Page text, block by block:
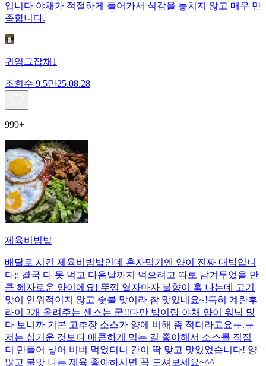
입니다 야채가 적절하게 들어가서 식감을 놓치지 않고 매우 만
족합니다.
귀염그잡채1
조회수 9.5만25.08.28
999+
제육비빔밥
배달로 시킨 제육비빔밥인데 혼자먹기엔 양이 진짜 대박입니
다;; 결국 다 못 먹고 다음날까지 먹으려고 따로 남겨두었을 만
큼 혜자로운 양이에요! 뚜껑 열자마자 불향이 훅 나는데 고기
맛이 인위적이지 않고 숯불 맛이라 참 맛있네요~!특히 계란후
라이 2개 올려주는 센스는 굳!! ​다만 밥이랑 야채 양이 워낙 많
다 보니까 기본 고추장 소스가 양에 비해 좀 적더라고요ㅠ.ㅠ
저는 싱거운 것보다 매콤하게 먹는 걸 좋아해서 소스를 직접
더 만들어 넣어 비벼 먹었더니 간이 딱 맞고 맛있었습니다! 양
많고 불맛 나는 제육 좋아하시면 꼭 드셔보세요~^^